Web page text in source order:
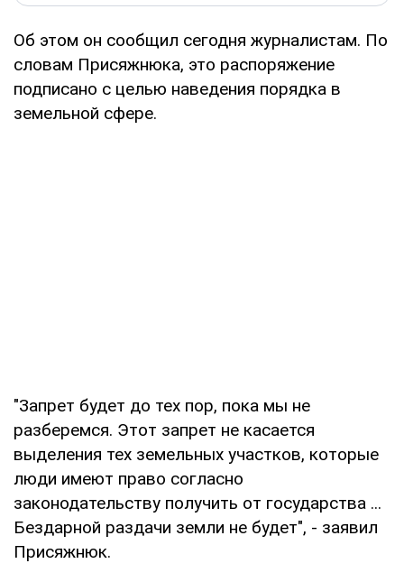
Об этом он сообщил сегодня журналистам. По
словам Присяжнюка, это распоряжение
подписано с целью наведения порядка в
земельной сфере.
"Запрет будет до тех пор, пока мы не
разберемся. Этот запрет не касается
выделения тех земельных участков, которые
люди имеют право согласно
законодательству получить от государства ...
Бездарной раздачи земли не будет", - заявил
Присяжнюк.